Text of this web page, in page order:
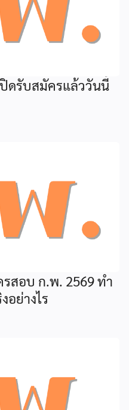
ดรับสมัครแล้ววันนี้
สอบ ก.พ. 2569 ทำ
อย่างไร